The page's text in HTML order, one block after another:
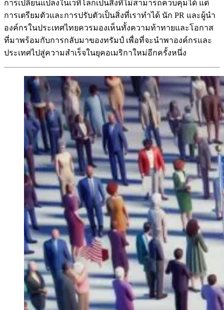
การเปลี่ยนแปลงในเวทีโลกเป็นสิ่งที่ไม่สามารถควบคุมได้ แต่
การเตรียมตัวและการปรับตัวเป็นสิ่งที่เราทำได้ นัก PR และผู้นำ
องค์กรในประเทศไทยควรมองเห็นทั้งความท้าทายและโอกาส
ที่มาพร้อมกับการกลับมาของทรัมป์ เพื่อที่จะนำพาองค์กรและ
ประเทศไปสู่ความสำเร็จในยุคอเมริกาใหม่อีกครั้งหนึ่ง